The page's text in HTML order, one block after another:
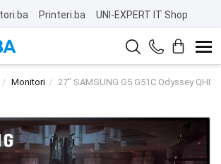
Printeri.ba UNI-EXPERT IT Shop
Monitori 27" SAMSUNG G5 G51C Odyssey QHD